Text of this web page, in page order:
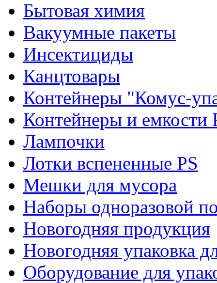
Бытовая химия
Вакуумные пакеты
Инсектициды
Канцтовары
Контейнеры "Комус-
Контейнеры и емкости
Лампочки
Лотки вспененные PS
Мешки для мусора
Наборы одноразовой
Новогодняя продукция
Новогодняя упаковка
Оборудование для